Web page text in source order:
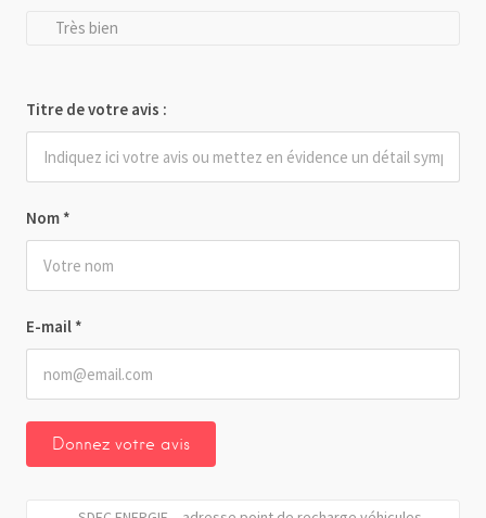
Nom *
E-mail *
Très bien
Titre de votre avis :